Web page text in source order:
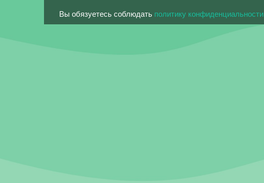
Вы обязуетесь соблюдать политику конфиденциальности